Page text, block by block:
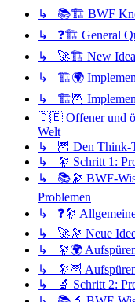
↳ 📚🏗️ BWF
↳ ❓🏗️ General
↳ 🚀🏗️ New Ideas
↳ 🏗️🌍
↳ 🏗️🦉
🇩🇪 Offener und
Welt
↳ 🦉 Den Think-
↳ 🔭 Schritt 1:
↳ 📚🔭 BWF-
Problemen
↳ ❓🔭
↳ 🚀🔭 Neue
↳ 🔭🌍 Aufspüren
↳ 🔭🦉 Aufspüren
↳ 🔬 Schritt 2: